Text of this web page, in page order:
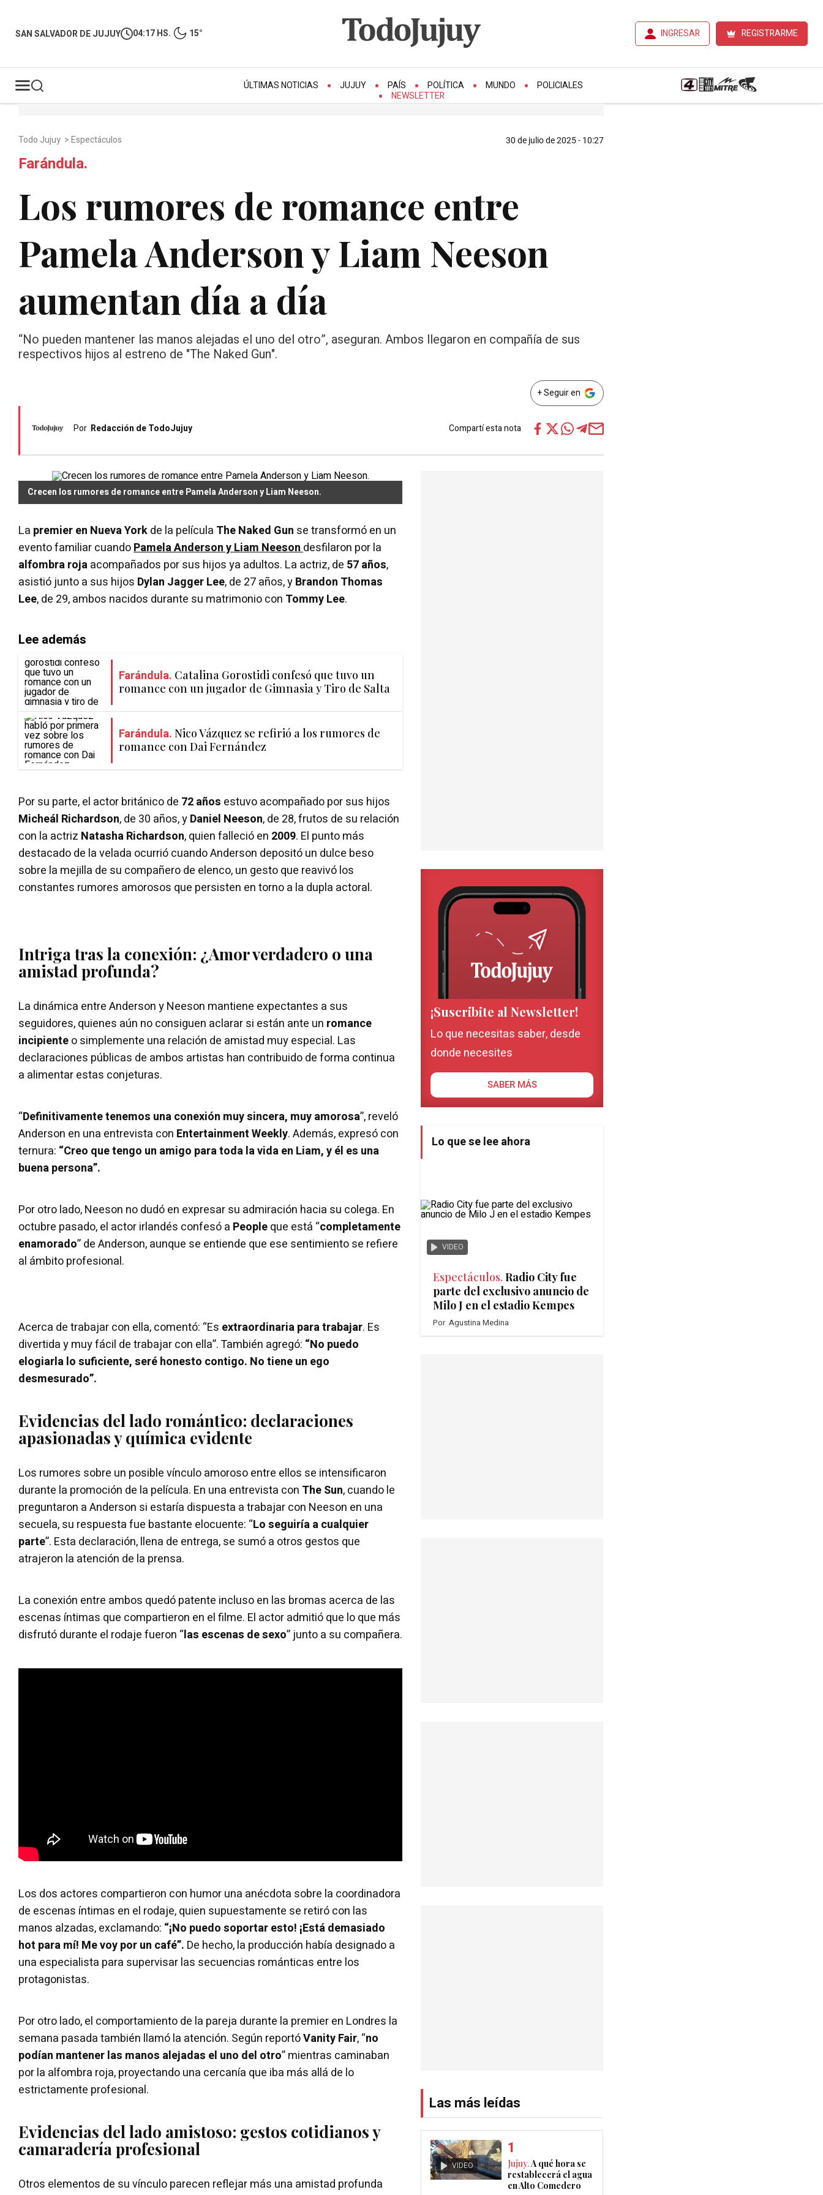
SAN SALVADOR DE JUJUY 04:17 HS. 15° INGRESAR REGISTRARME
ÚLTIMAS NOTICIAS JUJUY PAÍS POLÍTICA MUNDO
POLICIALES
NEWSLETTER
Todo Jujuy >Espectáculos 30 de julio de 2025 - 10:27
Farándula.
Los rumores de romance entre
Pamela Anderson y Liam Neeson
aumentan día a día
“No pueden mantener las manos alejadas el uno del otro”, aseguran. Ambos llegaron en compañía de sus
respectivos hijos al estreno de "The Naked Gun".
+ Seguir en
Por Redacción de TodoJujuy Compartí esta nota
Crecen los rumores de romance entre Pamela Anderson y Liam Neeson.
La premier en Nueva Yorkde la película The Naked Gun se transformó en un
evento familiar cuandoPamela Anderson y Liam Neesondesfilaron por la
alfombra rojaacompañados por sus hijos ya adultos. La actriz, de 57 años,
asistió junto a sus hijos Dylan Jagger Lee, de 27 años, yBrandon Thomas
Lee, de 29, ambos nacidos durante su matrimonio con Tommy Lee.
Lee además
Farándula. Catalina Gorostidi confesó que tuvo un
romance con un jugador de Gimnasia y Tiro de Salta
Farándula. Nico Vázquez se refirió a los rumores de
romance con Dai Fernández
Por su parte, el actor británico de 72 años estuvo acompañado por sus hijos
Micheál Richardson, de 30 años, yDaniel Neeson, de 28, frutos de su relación
con la actriz Natasha Richardson, quien falleció en 2009. El punto más
destacado de la velada ocurrió cuando Anderson depositó un dulce beso
sobre la mejilla de su compañero de elenco, un gesto que reavivó los
constantes rumores amorosos que persisten en torno a la dupla actoral.
Intriga tras la conexión: ¿Amor verdadero o una
amistad profunda?
La dinámica entre Anderson y Neeson mantiene expectantes a sus
seguidores, quienes aún no consiguen aclarar si están ante un romance
incipienteo simplemente una relación de amistad muy especial. Las
declaraciones públicas de ambos artistas han contribuido de forma continua
a alimentar estas conjeturas.
“Definitivamente tenemos una conexión muy sincera, muy amorosa”, reveló
Anderson en una entrevista con Entertainment Weekly. Además, expresó con
ternura: “Creo que tengo un amigo para toda la vida en Liam, y él es una
buena persona”.
Por otro lado, Neeson no dudó en expresar su admiración hacia su colega. En
octubre pasado, el actor irlandés confesó a Peopleque está “completamente
enamorado” de Anderson, aunque se entiende que ese sentimiento se refiere
al ámbito profesional.
Acerca de trabajar con ella, comentó: “Es extraordinaria para trabajar. Es
divertida y muy fácil de trabajar con ella”. También agregó: “No puedo
elogiarla lo suficiente, seré honesto contigo. No tiene un ego
desmesurado”.
Evidencias del lado romántico: declaraciones
apasionadas y química evidente
Los rumores sobre un posible vínculo amoroso entre ellos se intensificaron
durante la promoción de la película. En una entrevista con The Sun, cuando le
preguntaron a Anderson si estaría dispuesta a trabajar con Neeson en una
secuela, su respuesta fue bastante elocuente: “Lo seguiría a cualquier
parte”. Esta declaración, llena de entrega, se sumó a otros gestos que
atrajeron la atención de la prensa.
La conexión entre ambos quedó patente incluso en las bromas acerca de las
escenas íntimas que compartieron en el filme. El actor admitió que lo que más
disfrutó durante el rodaje fueron “las escenas de sexo” junto a su compañera.
Los dos actores compartieron con humor una anécdota sobre la coordinadora
de escenas íntimas en el rodaje, quien supuestamente se retiró con las
manos alzadas, exclamando: “¡No puedo soportar esto! ¡Está demasiado
hot para mí! Me voy por un café”. De hecho, la producción había designado a
una especialista para supervisar las secuencias románticas entre los
protagonistas.
Por otro lado, el comportamiento de la pareja durante la premier en Londres la
semana pasada también llamó la atención. Según reportóVanity Fair, “no
podían mantener las manos alejadas el uno del otro” mientras caminaban
por la alfombra roja, proyectando una cercanía que iba más allá de lo
estrictamente profesional.
Evidencias del lado amistoso: gestos cotidianos y
camaradería profesional
Otros elementos de su vínculo parecen reflejar más una amistad profunda
¡Suscribite al Newsletter!
Lo que necesitas saber, desde
donde necesites
SABER MÁS
Lo que se lee ahora
VIDEO
Espectáculos. Radio City fue
parte del exclusivo anuncio de
Milo J en el estadio Kempes
Por Agustina Medina
Las más leídas
VIDEO Jujuy.A qué hora se
restablecerá el agua
en Alto Comedero